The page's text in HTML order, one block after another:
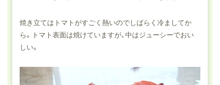
焼き立てはトマトがすごく熱いのでしばらく冷ましてか
ら。トマト表面は焼けていますが、中はジューシーでおい
しい。